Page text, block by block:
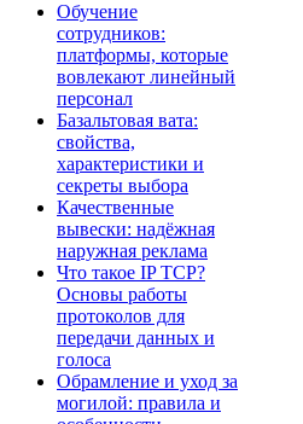
Обучение
сотрудников:
платформы, которые
вовлекают линейный
персонал
Базальтовая вата:
свойства,
характеристики и
секреты выбора
Качественные
вывески: надёжная
наружная реклама
Что такое IP TCP?
Основы работы
протоколов для
передачи данных и
голоса
Обрамление и уход за
могилой: правила и